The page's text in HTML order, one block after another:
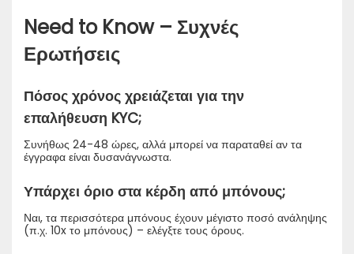
Need to Know – Συχνές
Ερωτήσεις
Πόσος χρόνος χρειάζεται για την
επαλήθευση KYC;
Συνήθως 24-48 ώρες, αλλά μπορεί να παραταθεί αν τα
έγγραφα είναι δυσανάγνωστα.
Υπάρχει όριο στα κέρδη από μπόνους;
Ναι, τα περισσότερα μπόνους έχουν μέγιστο ποσό ανάληψης
(π.χ. 10x το μπόνους) – ελέγξτε τους όρους.